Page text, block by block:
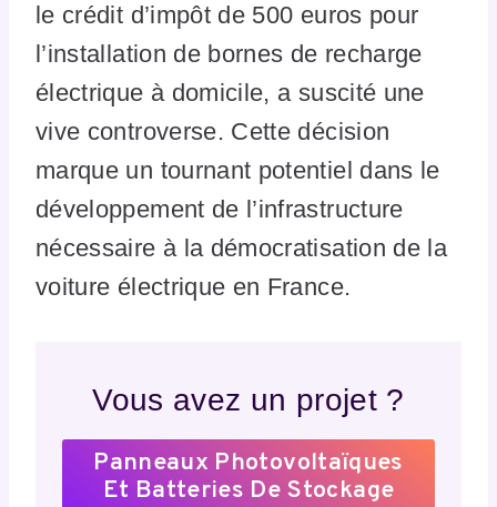
le crédit d’impôt de 500 euros pour
l’installation de bornes de recharge
électrique à domicile, a suscité une
vive controverse. Cette décision
marque un tournant potentiel dans le
développement de l’infrastructure
nécessaire à la démocratisation de la
voiture électrique en France.
Vous avez un projet ?
Panneaux Photovoltaïques
Et Batteries De Stockage